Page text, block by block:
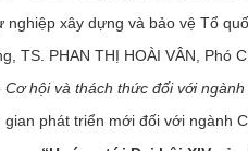
xây dựng và bảo vệ Tổ
TS. PHAN THỊ HOÀI VÂN, Phó
hội và thách thức đối với
phát triển mới đối với ngành